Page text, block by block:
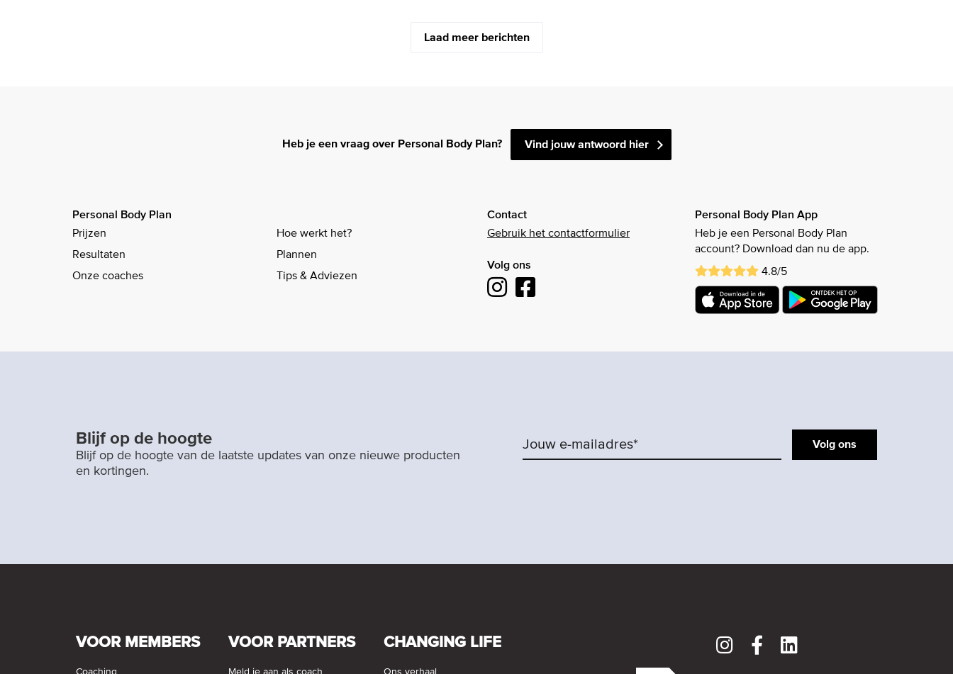
Laad meer berichten
Heb je een vraag over Personal Body Plan? Vind jouw antwoord hier
Personal Body Plan
Prijzen
Hoe werkt het?
Resultaten
Plannen
Onze coaches
Tips & Adviezen
Contact
Gebruik het contactformulier
Volg ons
Personal Body Plan App
Heb je een Personal Body Plan
account? Download dan nu de app.
4.8/5
Blijf op de hoogte
Blijf op de hoogte van de laatste updates van onze nieuwe producten
en kortingen.
Volg ons
VOOR MEMBERS
Coaching
VOOR PARTNERS
Meld je aan als coach
CHANGING LIFE
Ons verhaal